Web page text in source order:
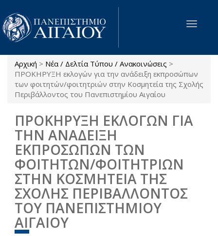
Παράκαμψη προς το κυρίως περιεχόμενο
Toggle
Είστε εδώ
Αρχική > Νέα / Δελτία Τύπου / Ανακοινώσεις >
ΠΡΟΚΗΡΥΞΗ εκλογών για την ανάδειξη εκπροσώπων
των φοιτητών/φοιτητριών στην Κοσμητεία της Σχολής
Περιβάλλοντος του Πανεπιστημίου Αιγαίου
ΠΡΟΚΗΡΥΞΗ ΕΚΛΟΓΩΝ ΓΙΑ
ΤΗΝ ΑΝΑΔΕΙΞΗ
ΕΚΠΡΟΣΩΠΩΝ ΤΩΝ
ΦΟΙΤΗΤΩΝ/ΦΟΙΤΗΤΡΙΩΝ
ΣΤΗΝ ΚΟΣΜΗΤΕΙΑ ΤΗΣ
ΣΧΟΛΗΣ ΠΕΡΙΒΑΛΛΟΝΤΟΣ
ΤΟΥ ΠΑΝΕΠΙΣΤΗΜΙΟΥ
ΑΙΓΑΙΟΥ